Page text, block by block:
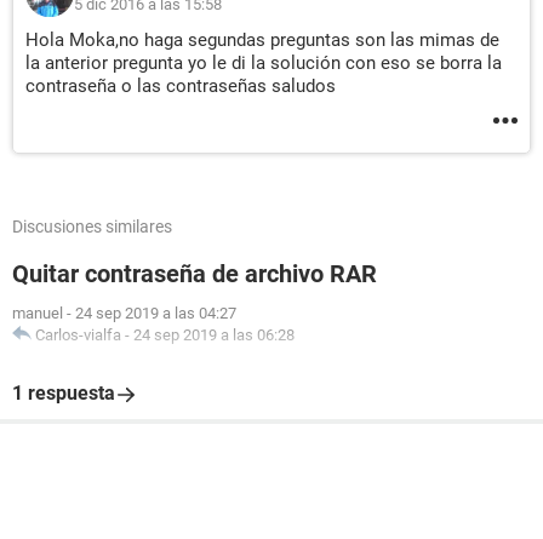
5 dic 2016 a las 15:58
Hola Moka,no haga segundas preguntas son las mimas de
la anterior pregunta yo le di la solución con eso se borra la
contraseña o las contraseñas saludos
Discusiones similares
Quitar contraseña de archivo RAR
manuel - 24 sep 2019 a las 04:27
Carlos-vialfa - 24 sep 2019 a las 06:28
1 respuesta